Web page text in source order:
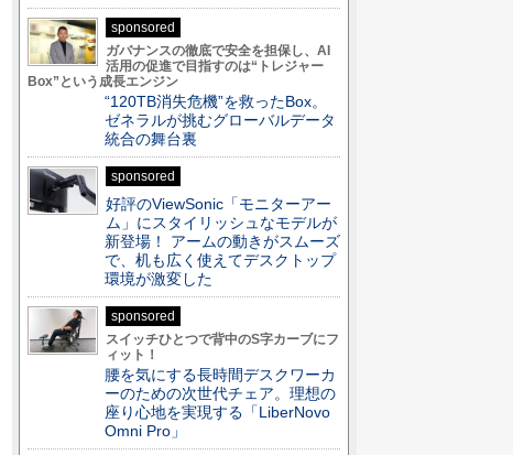
sponsored
ガバナンスの徹底で安全を担保し、AI
活用の促進で目指すのは“トレジャー
Box”という成長エンジン
“120TB消失危機”を救ったBox。
ゼネラルが挑むグローバルデータ
統合の舞台裏
sponsored
好評のViewSonic「モニターアー
ム」にスタイリッシュなモデルが
新登場！ アームの動きがスムーズ
で、机も広く使えてデスクトップ
環境が激変した
sponsored
スイッチひとつで背中のS字カーブにフ
ィット！
腰を気にする長時間デスクワーカ
ーのための次世代チェア。理想の
座り心地を実現する「LiberNovo
Omni Pro」